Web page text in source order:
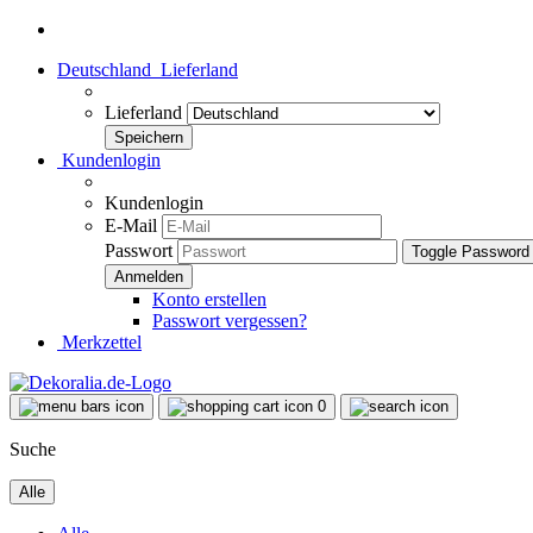
Deutschland Lieferland
Lieferland
Kundenlogin
Kundenlogin
E-Mail
Passwort
Toggle
Konto erstellen
Passwort vergessen?
Merkzettel
0
Suche
Alle